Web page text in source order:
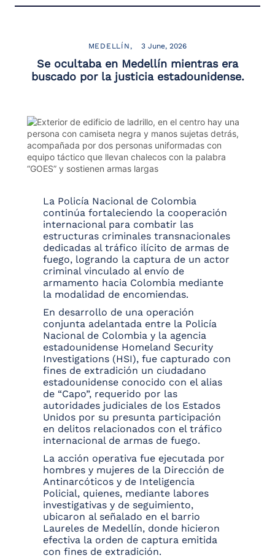
MEDELLÍN 3 June, 2026
Se ocultaba en Medellín mientras era
buscado por la justicia estadounidense.
La Policía Nacional de Colombia
continúa fortaleciendo la cooperación
internacional para combatir las
estructuras criminales transnacionales
dedicadas al tráfico ilícito de armas de
fuego, logrando la captura de un actor
criminal vinculado al envío de
armamento hacia Colombia mediante
la modalidad de encomiendas.
En desarrollo de una operación
conjunta adelantada entre la Policía
Nacional de Colombia y la agencia
estadounidense Homeland Security
Investigations (HSI), fue capturado con
fines de extradición un ciudadano
estadounidense conocido con el alias
de “Capo”, requerido por las
autoridades judiciales de los Estados
Unidos por su presunta participación
en delitos relacionados con el tráfico
internacional de armas de fuego.
La acción operativa fue ejecutada por
hombres y mujeres de la Dirección de
Antinarcóticos y de Inteligencia
Policial, quienes, mediante labores
investigativas y de seguimiento,
ubicaron al señalado en el barrio
Laureles de Medellín, donde hicieron
efectiva la orden de captura emitida
con fines de extradición.